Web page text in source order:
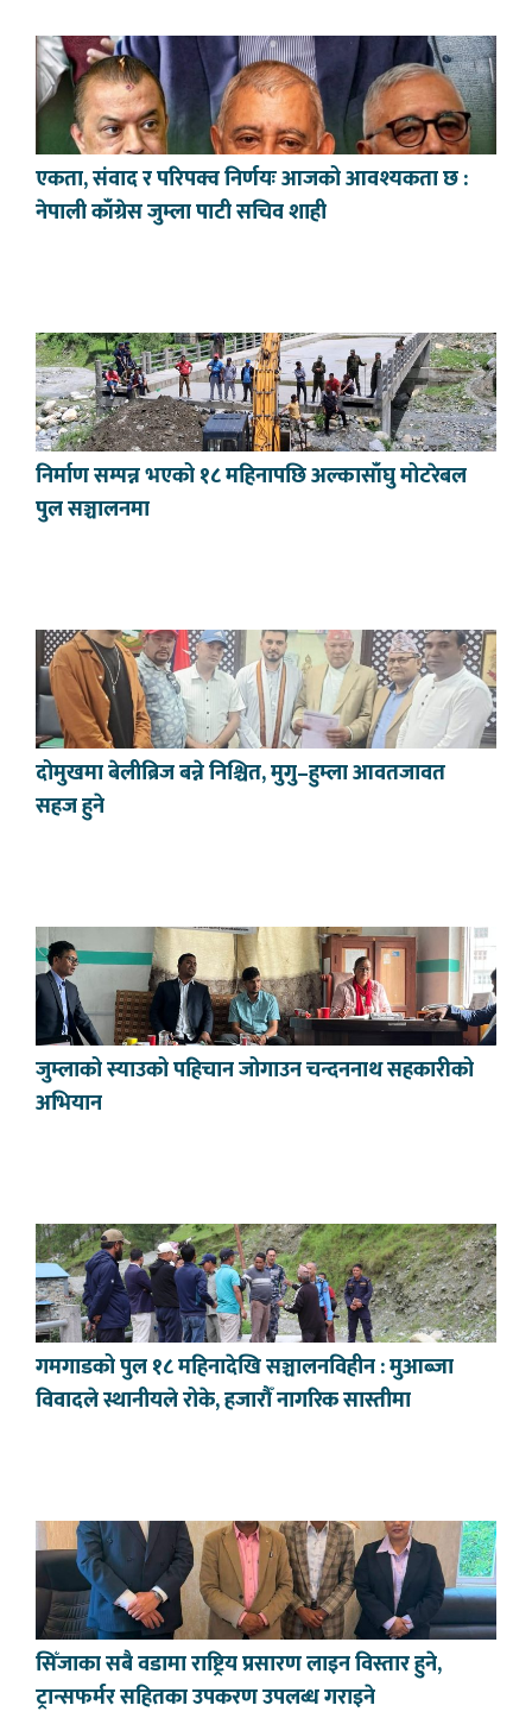
एकता, संवाद र परिपक्व निर्णयः आजको आवश्यकता छ :
नेपाली काँग्रेस जुम्ला पाटी सचिव शाही
निर्माण सम्पन्न भएको १८ महिनापछि अल्कासाँघु मोटरेबल
पुल सञ्चालनमा
दोमुखमा बेलीब्रिज बन्ने निश्चित, मुगु–हुम्ला आवतजावत
सहज हुने
जुम्लाको स्याउको पहिचान जोगाउन चन्दननाथ सहकारीको
अभियान
गमगाडको पुल १८ महिनादेखि सञ्चालनविहीन : मुआब्जा
विवादले स्थानीयले रोके, हजारौँ नागरिक सास्तीमा
सिँजाका सबै वडामा राष्ट्रिय प्रसारण लाइन विस्तार हुने,
ट्रान्सफर्मर सहितका उपकरण उपलब्ध गराइने